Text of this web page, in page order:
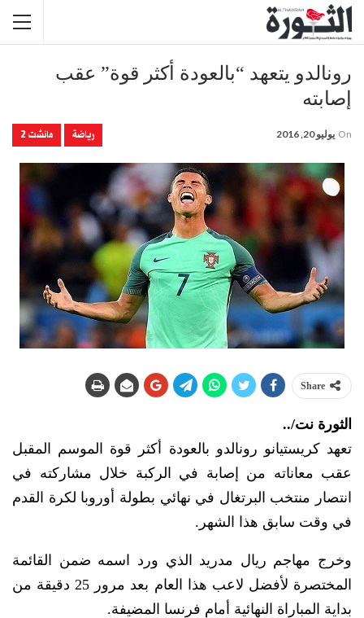
رونالدو يتعهد “بالعودة أكثر قوة” عقب
إصابته
رياضة مانشت 2 On يوليو 20, 2016
Share
الثورة نت/..
تعهد كريستيانو رونالدو بالعودة أكثر قوة الموسم المقبل
عقب معاناته من إصابة في الركبة خلال مشاركته في
انتصار منتخب البرتغال في نهائي بطولة أوروبا لكرة القدم
في وقت سابق هذا الشهر.
وخرج مهاجم ريال مدريد الذي ورد اسمه ضمن القائمة
المختصرة لأفضل لاعب هذا العام بعد مرور 25 دقيقة من
بداية المباراة النهائية أمام فرنسا المضيفة.